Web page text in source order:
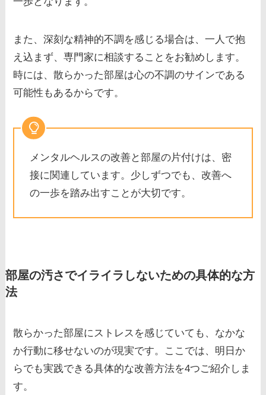
また、深刻な精神的不調を感じる場合は、一人で抱
え込まず、専門家に相談することをお勧めします。
時には、散らかった部屋は心の不調のサインである
可能性もあるからです。
メンタルヘルスの改善と部屋の片付けは、密
接に関連しています。少しずつでも、改善へ
の一歩を踏み出すことが大切です。
部屋の汚さでイライラしないための具体的な方
法
散らかった部屋にストレスを感じていても、なかな
か行動に移せないのが現実です。ここでは、明日か
らでも実践できる具体的な改善方法を4つご紹介しま
す。